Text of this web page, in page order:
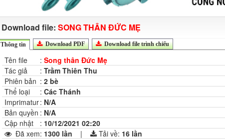
Download file: SONG THÂN ĐỨC MẸ
Thông tin Download PDF Download file trình chiếu
Tên file : Song thân Đức Mẹ
Tác giả
: Trầm Thiên Thu
Phiên bản : 2 bè
Thể loại
: Các Thánh
Imprimatur: N/A
Bản quyền : N/A
Cập nhật
: 10/12/2021 02:20
Đã xem: 1300 lần | Tải về: 16 lần